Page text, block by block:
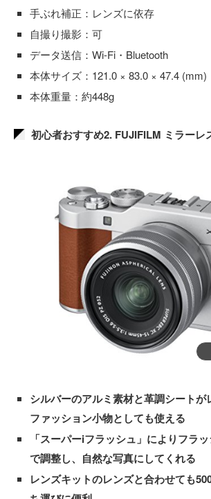
手ぶれ補正：レンズに依存
自撮り撮影：可
データ送信：Wi-Fi・Bluetooth
本体サイズ：121.0 × 83.0 × 47.4 (mm)
本体重量：約448g
初心者おすすめ2. FUJIFILM ミラーレ
シルバーのアルミ素材と革調シートが
ファッション小物としても使える
「スーパーiフラッシュ」によりフラ
で調整し、自然な写真にしてくれる
レンズキットのレンズと合わせても